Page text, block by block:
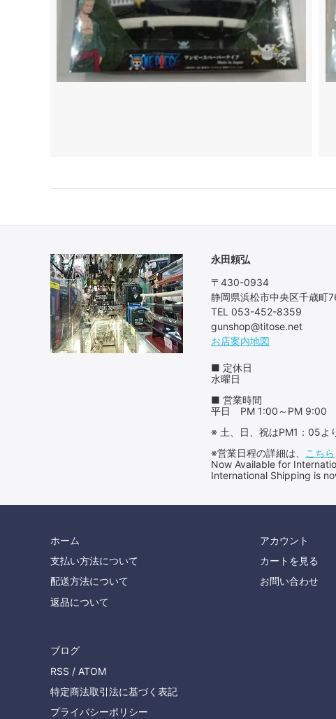
永田頼弘
〒430-0934
静岡県浜松市中央区千歳町
TEL 053-452-8359
gunshop@titose.net
お店案内地図
■ 定休日
水曜日
■ 営業時間
平日 PM 1:00～PM 9:00
※ 土、日、祝はPM1：05よ
※営業日程の詳細は、
こちら
Now Available for
International Shipping is
ホーム
支払い方法について
配送方法について
返品について
アカウント
カートを見る
お問い合わせ
ブログ
RSS / ATOM
特定商法取引法に基づく表記
プライバシーポリシー